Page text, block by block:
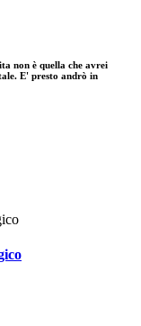
non è quella che avrei
E' presto andrò in